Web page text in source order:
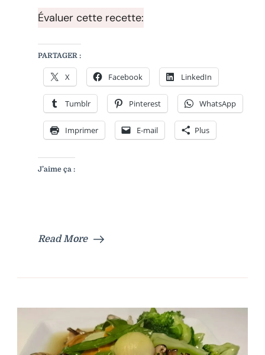
AIGRE-
DOUCE
Évaluer cette recette:
PARTAGER :
X Facebook LinkedIn
Tumblr Pinterest WhatsApp
Imprimer E-mail Plus
J’aime ça :
Read More